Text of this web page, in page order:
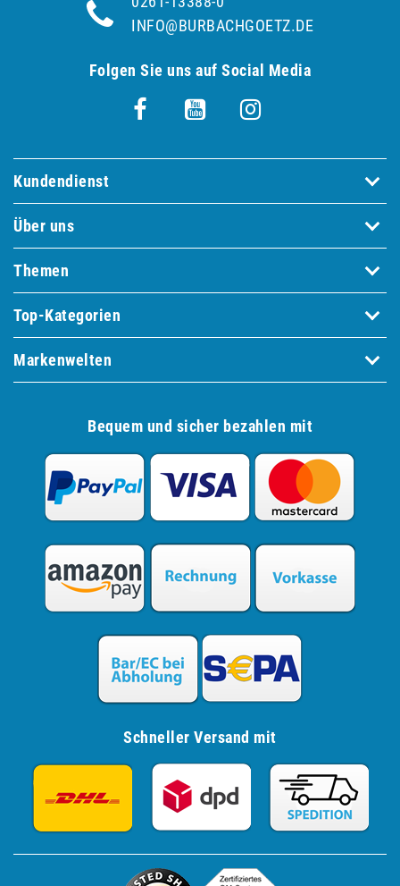
INFO@BURBACHGOETZ.DE
Folgen Sie uns auf Social Media
Kundendienst
Über uns
Themen
Top-Kategorien
Markenwelten
Bequem und sicher bezahlen mit
Schneller Versand mit